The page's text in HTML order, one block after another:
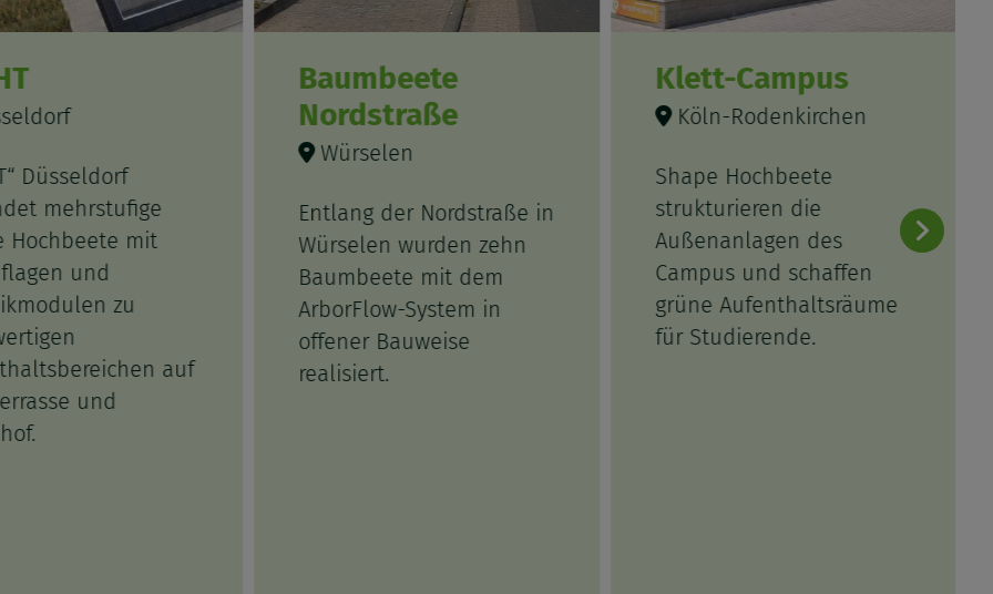
Düsseldorf
mehrstufige
Hochbeete mit
und
zu
auf
und
Baumbeete
Nordstraße
Würselen
Entlang der Nordstraße in
Würselen wurden zehn
Baumbeete mit dem
ArborFlow-System in
offener Bauweise
realisiert.
Klett-Campus
Köln-Rodenkirchen
Shape Hochbeete
strukturieren die
Außenanlagen des
Campus und schaffen
grüne Aufenthaltsräume
für Studierende.